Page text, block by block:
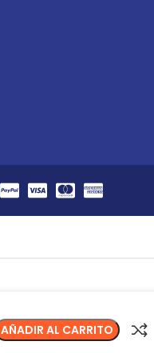
AÑADIR AL CARRITO